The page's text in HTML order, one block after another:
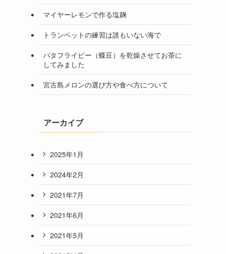
マイヤーレモンで作る塩麹
トランペットの練習は誰もいない海で
バタフライピー（蝶豆）を乾燥させてお茶に
してみました
宮古島メロンの選び方や食べ方について
アーカイブ
2025年1月
2024年2月
2021年7月
2021年6月
2021年5月